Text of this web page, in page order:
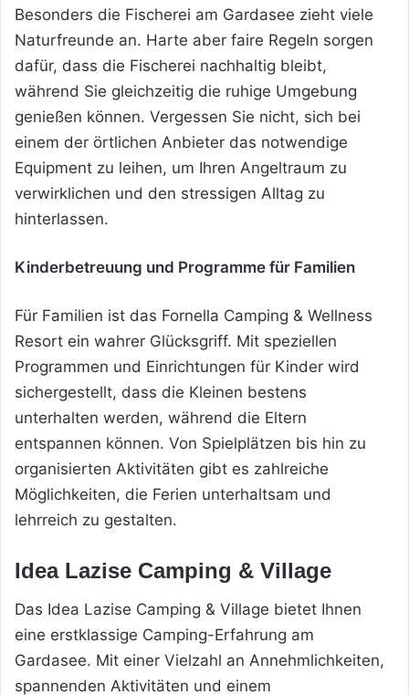
Besonders die Fischerei am Gardasee zieht viele
Naturfreunde an. Harte aber faire Regeln sorgen
dafür, dass die Fischerei nachhaltig bleibt,
während Sie gleichzeitig die ruhige Umgebung
genießen können. Vergessen Sie nicht, sich bei
einem der örtlichen Anbieter das notwendige
Equipment zu leihen, um Ihren Angeltraum zu
verwirklichen und den stressigen Alltag zu
hinterlassen.
Kinderbetreuung und Programme für Familien
Für Familien ist das Fornella Camping & Wellness
Resort ein wahrer Glücksgriff. Mit speziellen
Programmen und Einrichtungen für Kinder wird
sichergestellt, dass die Kleinen bestens
unterhalten werden, während die Eltern
entspannen können. Von Spielplätzen bis hin zu
organisierten Aktivitäten gibt es zahlreiche
Möglichkeiten, die Ferien unterhaltsam und
lehrreich zu gestalten.
Idea Lazise Camping & Village
Das Idea Lazise Camping & Village bietet Ihnen
eine erstklassige Camping-Erfahrung am
Gardasee. Mit einer Vielzahl an Annehmlichkeiten,
spannenden Aktivitäten und einem